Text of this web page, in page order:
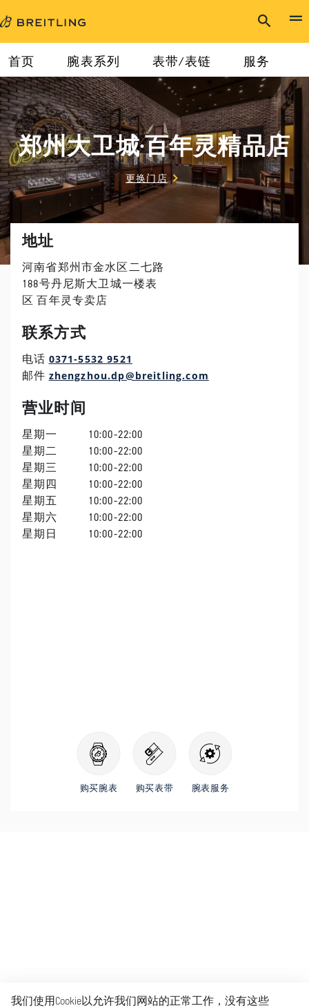
首页 腕表系列 表带/表链 服务
郑州大卫城·百年灵精品店
更换门店
地址
河南省郑州市金水区二七路
188号丹尼斯大卫城一楼表
区 百年灵专卖店
联系方式
电话 0371-5532 9521
邮件 zhengzhou.dp@breitling.com
营业时间
星期一
10:00-22:00
星期二
10:00-22:00
星期三
10:00-22:00
星期四
10:00-22:00
星期五
10:00-22:00
星期六
10:00-22:00
星期日
10:00-22:00
购买腕表 购买表带 腕表服务
我们使用Cookie以允许我们网站的正常工作，没有这些